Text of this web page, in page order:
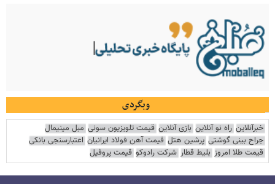
وبگردی
خبرآنلاین راه نو آنلاین بازی آنلاین قیمت تلویزیون سونی مبل مینیمال
جراح بینی گوشتی پرشین هتل قیمت آهن فولاد ایرانیان اعتبارسنجی بانکی
قیمت طلا امروز بلیط قطار شرکت رادوکو قیمت پروفیل